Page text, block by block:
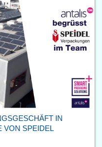
IN
VON SPEIDEL